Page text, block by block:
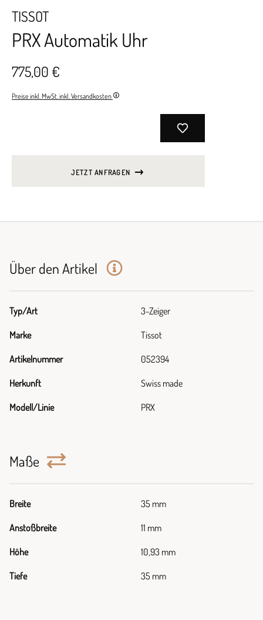
TISSOT
PRX Automatik Uhr
775,00 €
Preise inkl. MwSt. inkl. Versandkosten
JETZT ANFRAGEN
Über den Artikel
Typ/Art 3-Zeiger
Marke Tissot
Artikelnummer 052394
Herkunft Swiss made
Modell/Linie PRX
Maße
Breite 35 mm
Anstoßbreite 11 mm
Höhe 10,93 mm
Tiefe 35 mm